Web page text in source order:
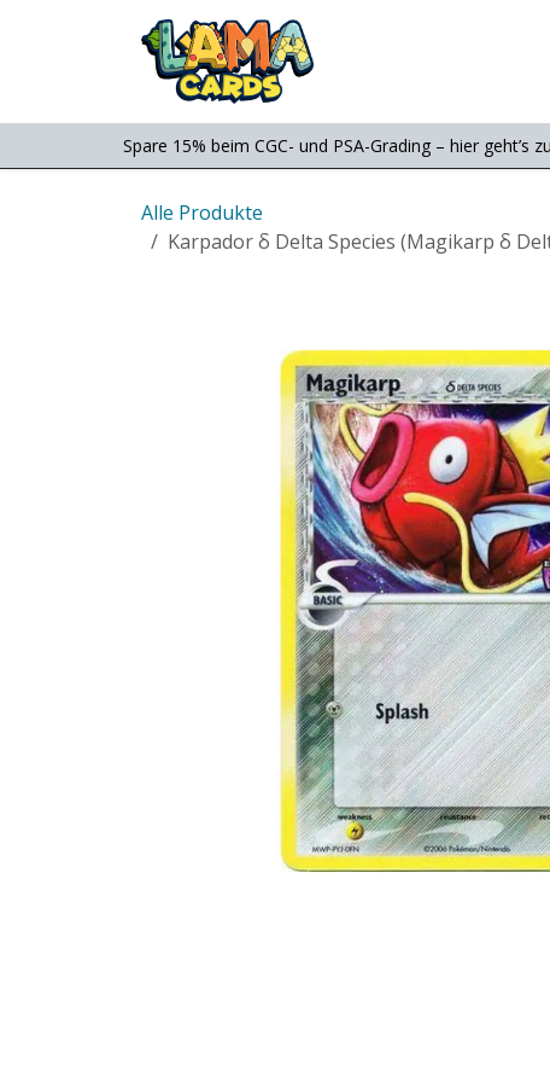
Zum Inhalt springen
Spare 15% beim CGC- und PSA-Grading – hier geht’s
Alle Produkte
Karpador δ Delta Species (Magikarp δ